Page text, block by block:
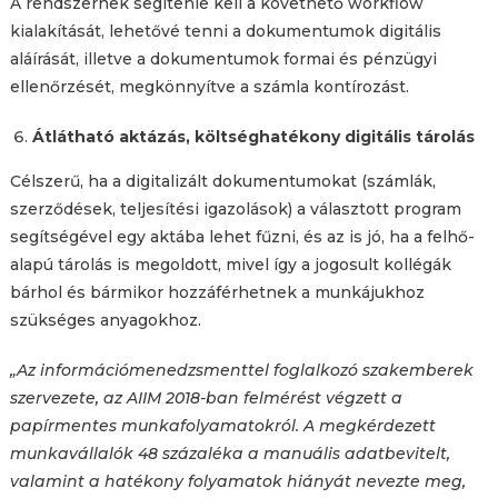
kialakítását, lehetővé tenni a dokumentumok digitális
aláírását, illetve a dokumentumok formai és pénzügyi
ellenőrzését, megkönnyítve a számla kontírozást.
Átlátható aktázás, költséghatékony digitális tárolás
Célszerű, ha a digitalizált dokumentumokat (számlák,
szerződések, teljesítési igazolások) a választott program
segítségével egy aktába lehet fűzni, és az is jó, ha a felhő-
alapú tárolás is megoldott, mivel így a jogosult kollégák
bárhol és bármikor hozzáférhetnek a munkájukhoz
szükséges anyagokhoz.
„Az információmenedzsmenttel foglalkozó szakemberek
szervezete, az AIIM 2018-ban felmérést végzett a
papírmentes munkafolyamatokról. A megkérdezett
munkavállalók 48 százaléka a manuális adatbevitelt,
valamint a hatékony folyamatok hiányát nevezte meg,